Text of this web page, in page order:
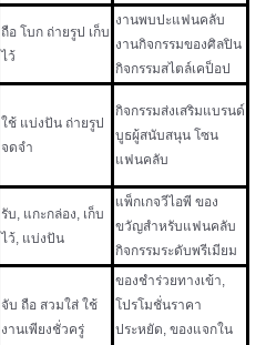
ถือ โบก ถ่ายรูป เก็บ
ไว้
งานพบปะแฟนคลับ
งานกิจกรรมของศิลปิน
กิจกรรมสไตล์เคป็อป
ใช้ แบ่งปัน ถ่ายรูป
จดจำ
กิจกรรมส่งเสริมแบรนด์
บูธผู้สนับสนุน โซน
แฟนคลับ
รับ, แกะกล่อง, เก็บ
ไว้, แบ่งปัน
แพ็กเกจวีไอพี ของ
ขวัญสำหรับแฟนคลับ
กิจกรรมระดับพรีเมียม
จับ ถือ สวมใส่ ใช้
งานเพียงชั่วครู่
ของชำร่วยทางเข้า,
โปรโมชั่นราคา
ประหยัด, ของแจกใน